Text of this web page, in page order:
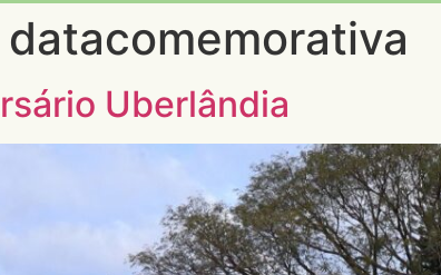
datacomemorativa
Uberlândia